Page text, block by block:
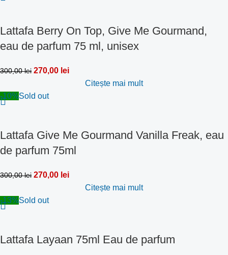
Lattafa Berry On Top, Give Me Gourmand,
eau de parfum 75 ml, unisex
300,00lei 270,00 lei
Citește mai mult
-10%Sold out
Lattafa Give Me Gourmand Vanilla Freak, eau
de parfum 75ml
300,00lei 270,00 lei
Citește mai mult
-13%Sold out
Lattafa Layaan 75ml Eau de parfum